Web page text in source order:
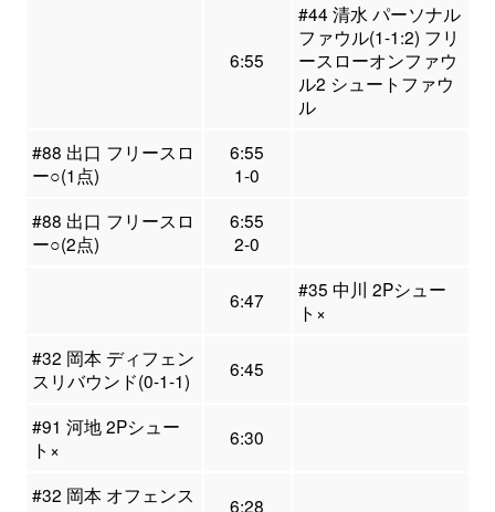
6:55
#44 清水 パーソナル
ファウル(1-1:2) フリ
ースローオンファウ
ル2 シュートファウ
ル
#88 出口 フリースロ
ー○(1点)
6:55
1-0
#88 出口 フリースロ
ー○(2点)
6:55
2-0
6:47
#35 中川 2Pシュー
ト×
#32 岡本 ディフェン
スリバウンド(0-1-1)
6:45
#91 河地 2Pシュー
ト×
6:30
#32 岡本 オフェンス
6:28